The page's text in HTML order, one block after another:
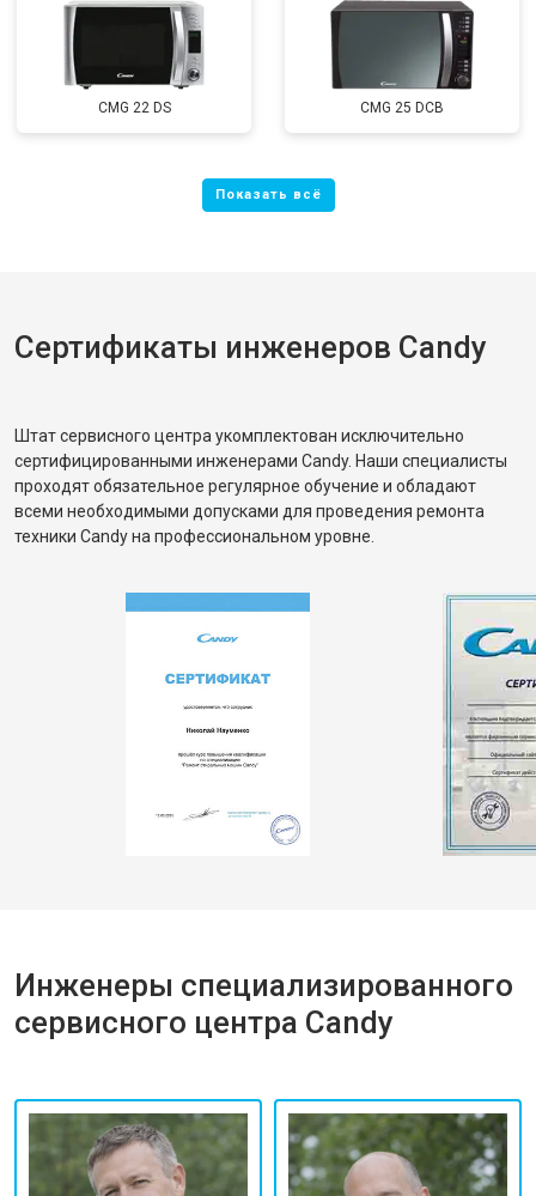
CMG 22 DS CMG 25 DCB
Сертификаты инженеров Candy
Штат сервисного центра укомплектован исключительно
сертифицированными инженерами Candy. Наши специалисты
проходят обязательное регулярное обучение и обладают
всеми необходимыми допусками для проведения ремонта
техники Candy на профессиональном уровне.
Инженеры специализированного
сервисного центра Candy